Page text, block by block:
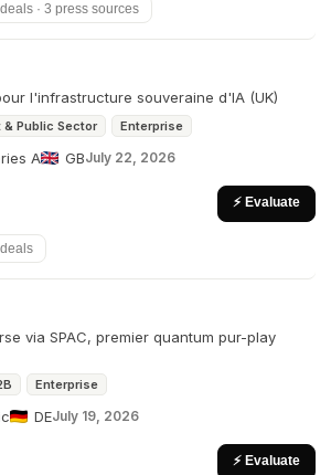
· 3 press sources
l'infrastructure souveraine d'IA (UK)
Public Sector Enterprise
A GBJuly 22, 2026
⚡ Evaluate
via SPAC, premier quantum pur-play
Enterprise
DEJuly 19, 2026
⚡ Evaluate